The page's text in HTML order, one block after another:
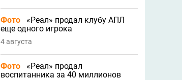
Фото
«Реал» продал клубу АПЛ
еще одного игрока
4 августа
Фото
«Реал» продал
воспитанника за 40 миллионов